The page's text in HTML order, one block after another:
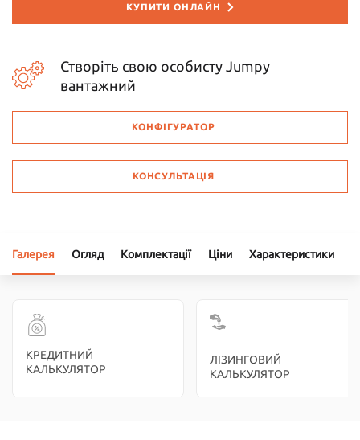
КУПИТИ ОНЛАЙН
Створіть свою особисту Jumpy
вантажний
КОНФІГУРАТОР
КОНСУЛЬТАЦІЯ
Галерея Огляд Комплектації Ціни Характеристики
КРЕДИТНИЙ
КАЛЬКУЛЯТОР
ЛІЗИНГОВИЙ
КАЛЬКУЛЯТОР